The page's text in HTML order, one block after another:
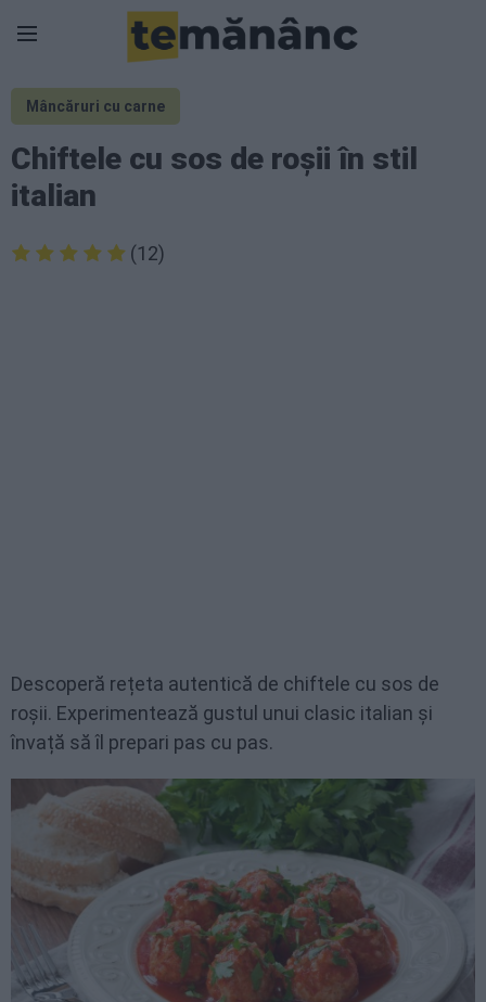
Mâncăruri cu carne
Chiftele cu sos de roșii în stil
italian
(12)
Descoperă rețeta autentică de chiftele cu sos de
roșii. Experimentează gustul unui clasic italian și
învață să îl prepari pas cu pas.